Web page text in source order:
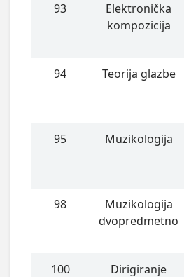
93
Elektronička
kompozicija
94 Teorija glazbe
95 Muzikologija
98
Muzikologija
dvopredmetno
100 Dirigiranje